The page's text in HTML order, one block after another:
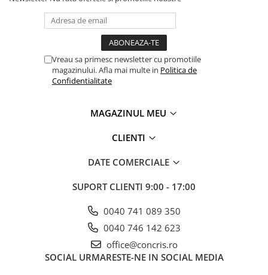
Vreau sa primesc newsletter cu promotiile
magazinului. Afla mai multe in Politica de
Confidentialitate
MAGAZINUL MEU
CLIENTI
DATE COMERCIALE
SUPORT CLIENTI 9:00 - 17:00
0040 741 089 350
0040 746 142 623
office@concris.ro
SOCIAL URMARESTE-NE IN SOCIAL MEDIA